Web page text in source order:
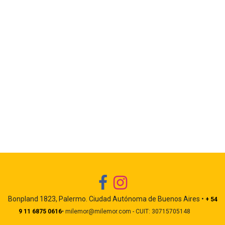
Bonpland 1823, Palermo. Ciudad Autónoma de Buenos Aires • + 54
9 11 6875 0616• milemor@milemor.com - CUIT: 30715705148